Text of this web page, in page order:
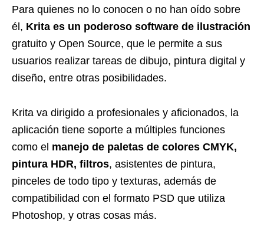
Para quienes no lo conocen o no han oído sobre
él, Krita es un poderoso software de ilustración
gratuito y Open Source, que le permite a sus
usuarios realizar tareas de dibujo, pintura digital y
diseño, entre otras posibilidades.
Krita va dirigido a profesionales y aficionados, la
aplicación tiene soporte a múltiples funciones
como el manejo de paletas de colores CMYK,
pintura HDR, filtros, asistentes de pintura,
pinceles de todo tipo y texturas, además de
compatibilidad con el formato PSD que utiliza
Photoshop, y otras cosas más.